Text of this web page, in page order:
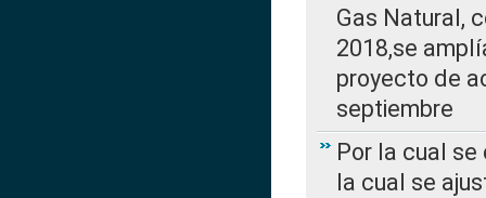
Gas Natural,
2018,se
proyecto de
septiembre
Por la cual se
la cual se